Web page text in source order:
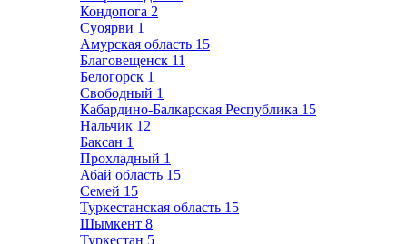
Кондопога 2
Суоярви 1
Амурская область 15
Благовещенск 11
Белогорск 1
Свободный 1
Кабардино-Балкарская Республика 15
Нальчик 12
Баксан 1
Прохладный 1
Абай область 15
Семей 15
Туркестанская область 15
Шымкент 8
Туркестан 5